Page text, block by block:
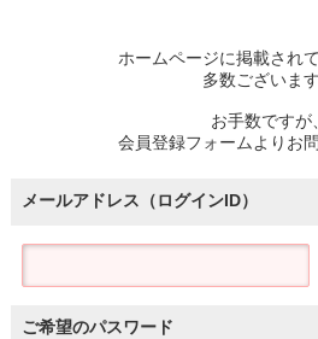
ホームページに掲載され
多数ございます
お手数ですが、
会員登録フォームよりお
メールアドレス（ログインID）
ご希望のパスワード